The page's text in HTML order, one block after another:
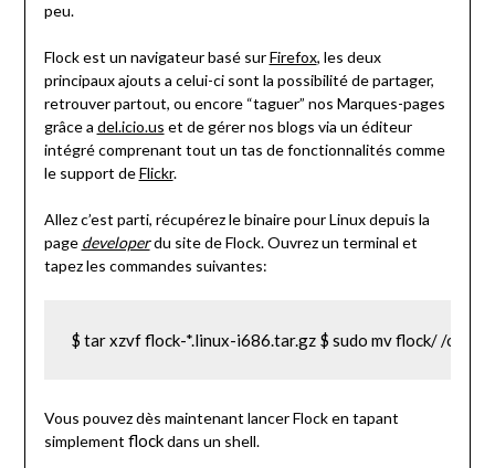
peu.
Flock est un navigateur basé surFirefox, les deux
principaux ajouts a celui-ci sont la possibilité de partager,
retrouver partout, ou encore “taguer” nos Marques-pages
grâce a del.icio.us et de gérer nos blogs via un éditeur
intégré comprenant tout un tas de fonctionnalités comme
le support deFlickr.
Allez c’est parti, récupérez le binaire pour Linux depuis la
page developerdu site de Flock. Ouvrez un terminal et
tapez les commandes suivantes:
$ tar xzvf flock-*.linux-i686.tar.gz $ sudo mv flock/ /
Vous pouvez dès maintenant lancer Flock en tapant
simplement flockdans un shell.